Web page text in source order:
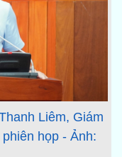
Liêm, Giám
họp - Ảnh: